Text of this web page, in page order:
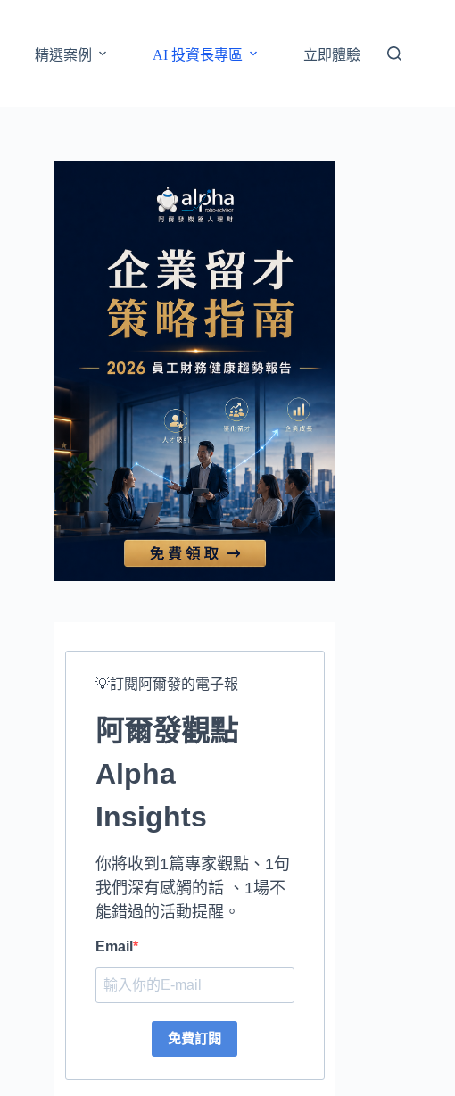
精選案例 AI 投資長專區 立即體驗
💡訂閱阿爾發的電子報
阿爾發觀點
Alpha
Insights
你將收到1篇專家觀點、1句
我們深有感觸的話 、1場不
能錯過的活動提醒。
Email
免費訂閱